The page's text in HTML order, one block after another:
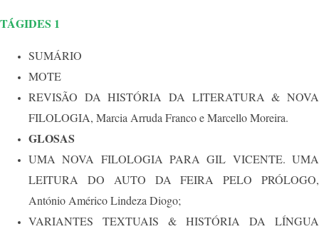
TÁGIDES 1
SUMÁRIO
MOTE
REVISÃO DA HISTÓRIA DA LITERATURA & NOVA
FILOLOGIA, Marcia Arruda Franco e Marcello Moreira.
GLOSAS
UMA NOVA FILOLOGIA PARA GIL VICENTE. UMA
LEITURA DO AUTO DA FEIRA PELO PRÓLOGO,
António Américo Lindeza Diogo;
VARIANTES TEXTUAIS & HISTÓRIA DA LÍNGUA